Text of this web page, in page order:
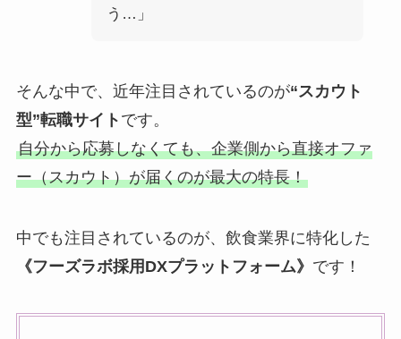
う…」
そんな中で、近年注目されているのが“スカウト
型”転職サイト です。
自分から応募しなくても、企業側から直接オファ
ー（スカウト）が届くのが最大の特長！
中でも注目されているのが、飲食業界に特化した
《フーズラボ採用DXプラットフォーム》 です！